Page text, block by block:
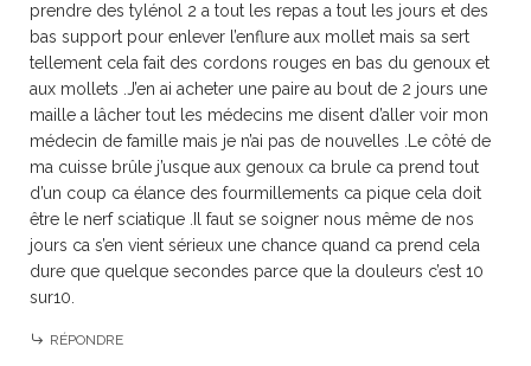
prendre des tylénol 2 a tout les repas a tout les jours et des
bas support pour enlever l’enflure aux mollet mais sa sert
tellement cela fait des cordons rouges en bas du genoux et
aux mollets .J’en ai acheter une paire au bout de 2 jours une
maille a lâcher tout les médecins me disent d’aller voir mon
médecin de famille mais je n’ai pas de nouvelles .Le côté de
ma cuisse brûle j’usque aux genoux ca brule ca prend tout
d’un coup ca élance des fourmillements ca pique cela doit
être le nerf sciatique .Il faut se soigner nous même de nos
jours ca s’en vient sérieux une chance quand ca prend cela
dure que quelque secondes parce que la douleurs c’est 10
sur10.
RÉPONDRE